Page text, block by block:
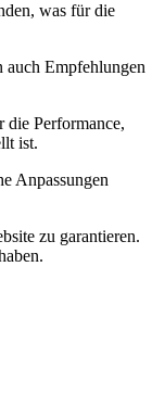
was für​ die
auch Empfehlungen
Performance,
ist.
Anpassungen
zu garantieren.